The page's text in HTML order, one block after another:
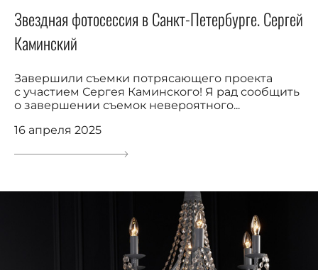
Звездная фотосессия в Санкт-Петербурге. Сергей
Каминский
Завершили съемки потрясающего проекта
с участием Сергея Каминского! Я рад сообщить
о завершении съемок невероятного...
16 апреля 2025